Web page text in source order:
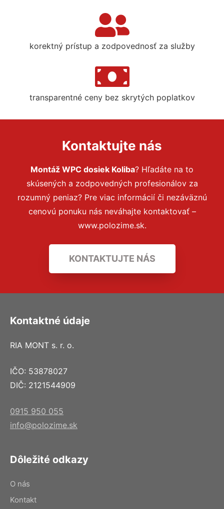
korektný prístup a zodpovednosť za služby
transparentné ceny bez skrytých poplatkov
Kontaktujte nás
Montáž WPC dosiek Koliba? Hľadáte na to
skúsených a zodpovedných profesionálov za
rozumný peniaz? Pre viac informácií či nezáväznú
cenovú ponuku nás neváhajte kontaktovať –
www.polozime.sk.
KONTAKTUJTE NÁS
Kontaktné údaje
RIA MONT s. r. o.
IČO: 53878027
DIČ: 2121544909
0915 950 055
info@polozime.sk
Dôležité odkazy
O nás
Kontakt